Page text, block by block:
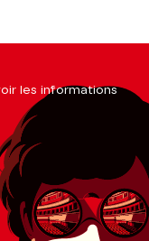
les informations